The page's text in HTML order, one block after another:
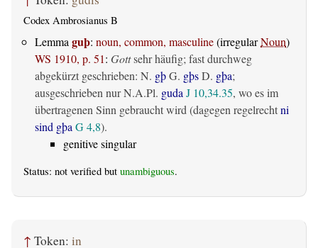
Codex Ambrosianus B
Lemmaguþ: noun, common, masculine(irregularNoun)
WS 1910, p. 51: Gottsehr häufig; fast durchweg
abgekürzt geschrieben: N. gþG. gþsD. gþa;
ausgeschrieben nur N.A.Pl. gudaJ 10,34.35, wo es im
übertragenen Sinn gebraucht wird (dagegen regelrechtni
sind gþaG 4,8).
genitive singular
Status: not verified but unambiguous.
↑ Token: in